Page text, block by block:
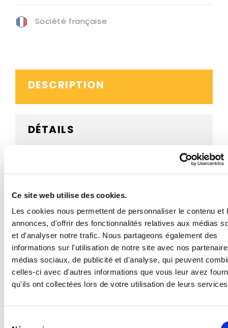
Ce site web utilise des cookies.
Les cookies nous permettent de personnaliser le contenu et
annonces, d'offrir des fonctionnalités relatives aux médias
et d'analyser notre trafic. Nous partageons également des
informations sur l'utilisation de notre site avec nos
médias sociaux, de publicité et d'analyse, qui peuvent
celles-ci avec d'autres informations que vous leur avez
qu'ils ont collectées lors de votre utilisation de leurs
Société française
DESCRIPTION
DÉTAILS
AVIS CLIENTS
BESOIN D'AIDE ?
Ce panonceau M4r pour panneaux de type B est
proposé en structure acier ou aluminium, en plusieurs
dimensions et avec un revêtement rétroréfléchissant